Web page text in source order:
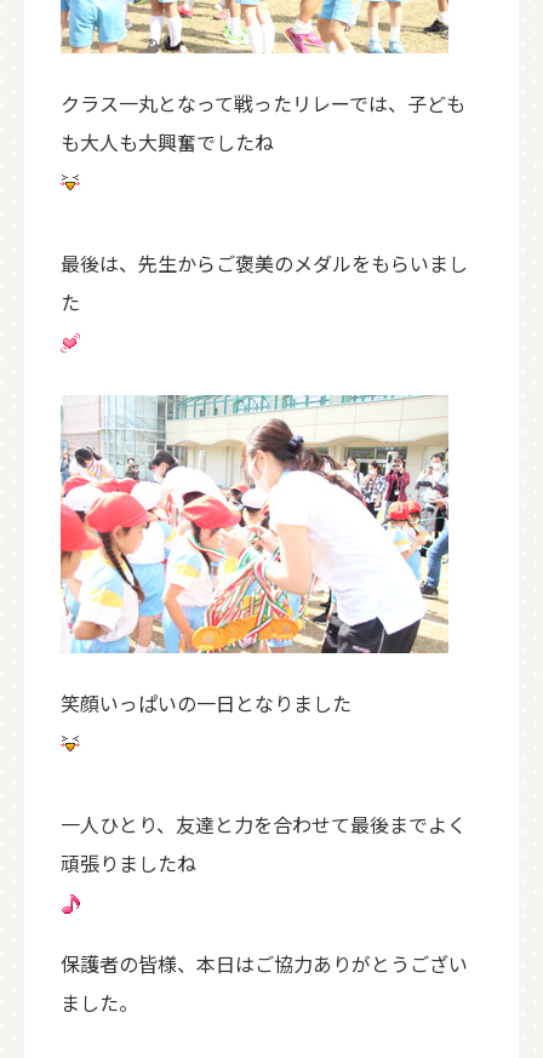
クラス一丸となって戦ったリレーでは、子ども
も大人も大興奮でしたね
最後は、先生からご褒美のメダルをもらいまし
た
笑顔いっぱいの一日となりました
一人ひとり、友達と力を合わせて最後までよく
頑張りましたね
保護者の皆様、本日はご協力ありがとうござい
ました。